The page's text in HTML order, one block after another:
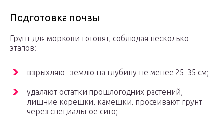
Подготовка почвы
Грунт для моркови готовят, соблюдая несколько
этапов:
взрыхляют землю на глубину не менее 25-35 см;
удаляют остатки прошлогодних растений,
лишние корешки, камешки, просеивают грунт
через специальное сито;